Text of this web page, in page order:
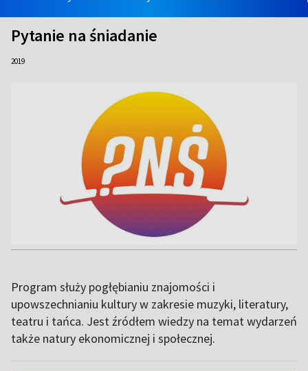
Pytanie na śniadanie
2019
Program służy pogłębianiu znajomości i
upowszechnianiu kultury w zakresie muzyki, literatury,
teatru i tańca. Jest źródłem wiedzy na temat wydarzeń
także natury ekonomicznej i społecznej.